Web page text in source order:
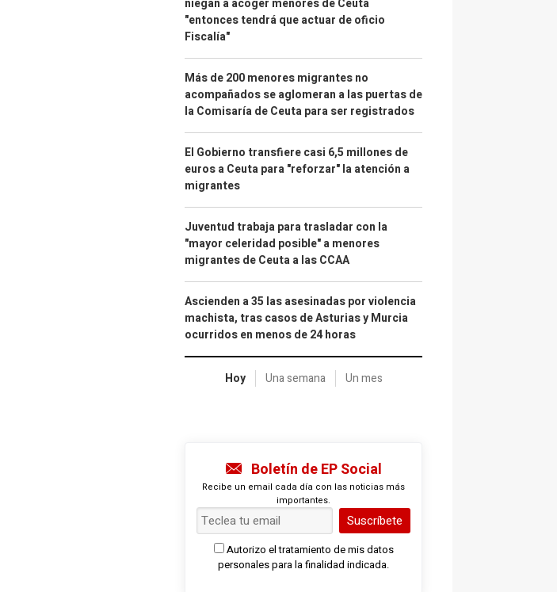
niegan a acoger menores de Ceuta
"entonces tendrá que actuar de oficio
Fiscalía"
Más de 200 menores migrantes no
acompañados se aglomeran a las puertas de
la Comisaría de Ceuta para ser registrados
El Gobierno transfiere casi 6,5 millones de
euros a Ceuta para "reforzar" la atención a
migrantes
Juventud trabaja para trasladar con la
"mayor celeridad posible" a menores
migrantes de Ceuta a las CCAA
Ascienden a 35 las asesinadas por violencia
machista, tras casos de Asturias y Murcia
ocurridos en menos de 24 horas
Hoy Una semana Un mes
Boletín de EP Social
Recibe un email cada día con las noticias más
importantes.
Suscríbete
Autorizo el tratamiento de mis datos
personales para la finalidad indicada.